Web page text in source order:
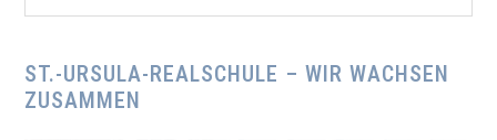
ST.-URSULA-REALSCHULE – WIR WACHSEN
ZUSAMMEN